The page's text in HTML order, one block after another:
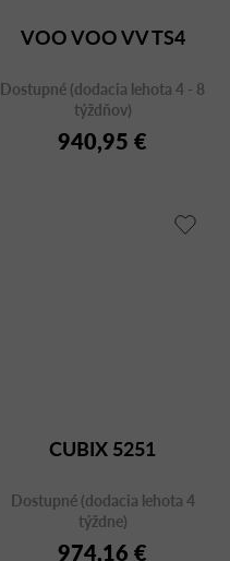
VOO VOO VV TS4
Dostupné (dodacia lehota 4 - 8
týždňov)
940,95 €
CUBIX 5251
Dostupné (dodacia lehota 4
týždne)
974,16 €